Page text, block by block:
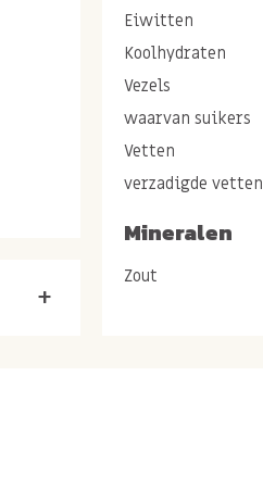
Eiwitten
Koolhydraten
Vezels
waarvan suikers
Vetten
verzadigde vetten
Mineralen
Zout
+